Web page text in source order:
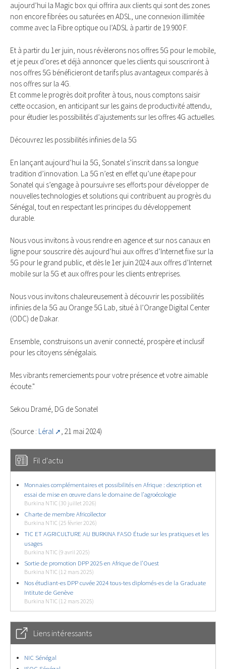
aujourd’hui la Magic box qui offrira aux clients qui sont des zones
non encore fibrées ou saturées en ADSL, une connexion illimitée
comme avec la Fibre optique ou l’ADSL à partir de 19.900 F.
Et à partir du 1er juin, nous révèlerons nos offres 5G pour le mobile,
et je peux d’ores et déjà annoncer que les clients qui souscriront à
nos offres 5G bénéficieront de tarifs plus avantageux comparés à
nos offres sur la 4G.
Et comme le progrès doit profiter à tous, nous comptons saisir
cette occasion, en anticipant sur les gains de productivité attendu,
pour étudier les possibilités d’ajustements sur les offres 4G actuelles.
Découvrez les possibilités infinies de la 5G
En lançant aujourd’hui la 5G, Sonatel s’inscrit dans sa longue
tradition d’innovation. La 5G n’est en effet qu’une étape pour
Sonatel qui s’engage à poursuivre ses efforts pour développer de
nouvelles technologies et solutions qui contribuent au progrès du
Sénégal, tout en respectant les principes du développement
durable.
Nous vous invitons à vous rendre en agence et sur nos canaux en
ligne pour souscrire dès aujourd’hui aux offres d’Internet fixe sur la
5G pour le grand public, et dès le 1er juin 2024 aux offres d’Internet
mobile sur la 5G et aux offres pour les clients entreprises.
Nous vous invitons chaleureusement à découvrir les possibilités
infinies de la 5G au Orange 5G Lab, situé à l’Orange Digital Center
(ODC) de Dakar.
Ensemble, construisons un avenir connecté, prospère et inclusif
pour les citoyens sénégalais.
Mes vibrants remerciements pour votre présence et votre aimable
écoute."
Sekou Dramé, DG de Sonatel
(Source : Léral , 21 mai 2024)
Fil d'actu
Monnaies complémentaires et possibilités en Afrique : description et
essai de mise en œuvre dans le domaine de l’agroécologie
Burkina NTIC (30 juillet 2026)
Charte de membre Africollector
Burkina NTIC (25 février 2026)
TIC ET AGRICULTURE AU BURKINA FASO Étude sur les pratiques et les
usages
Burkina NTIC (9 avril 2025)
Sortie de promotion DPP 2025 en Afrique de l’Ouest
Burkina NTIC (12 mars 2025)
Nos étudiant-es DPP cuvée 2024 tous-tes diplomés-es de la Graduate
Intitute de Genève
Burkina NTIC (12 mars 2025)
Liens intéressants
NIC Sénégal